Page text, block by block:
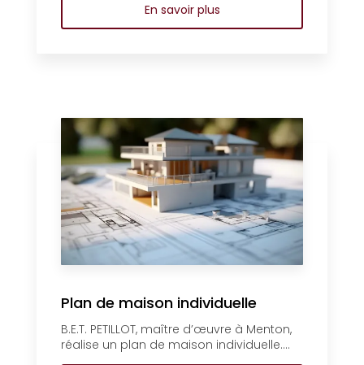
En savoir plus
Plan de maison individuelle
B.E.T. PETILLOT, maître d’œuvre à Menton,
réalise un plan de maison individuelle....